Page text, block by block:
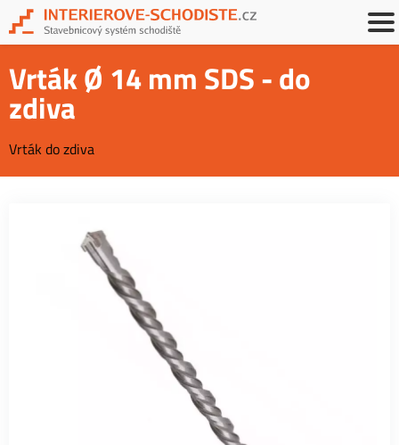
Vrták Ø 14 mm SDS - do
zdiva
Vrták do zdiva